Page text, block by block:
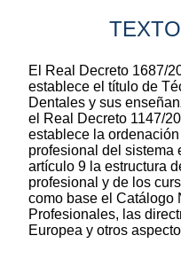
El Real Decreto 1687/
establece el título de
Dentales y sus
el Real Decreto 1147/
establece la
profesional del sistema
artículo 9 la estructura
profesional y de los
como base el Catálogo
Profesionales, las
Europea y otros